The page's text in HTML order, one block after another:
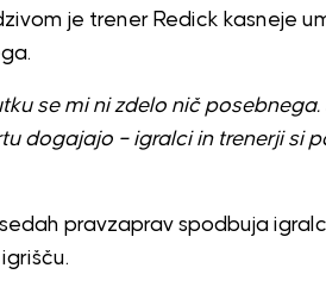
je trener Redick kasneje
se mi ni zdelo nič
dogajajo – igralci in trenerji si
pravzaprav spodbuja